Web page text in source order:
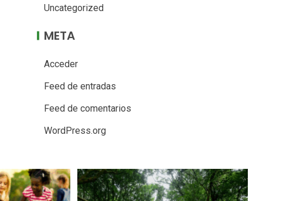
Uncategorized
META
Acceder
Feed de entradas
Feed de comentarios
WordPress.org